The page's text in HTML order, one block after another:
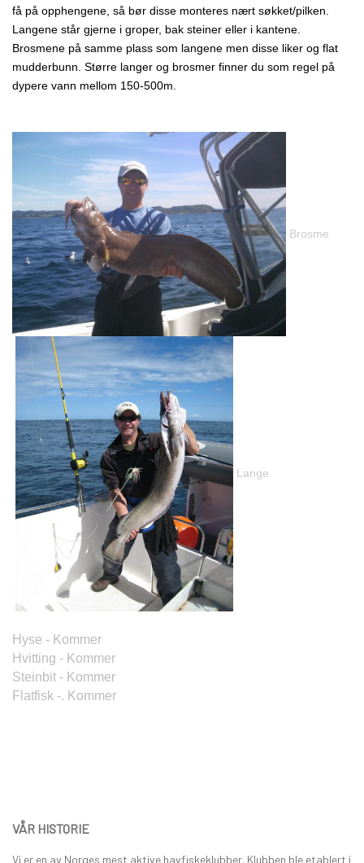
få på opphengene, så bør disse monteres nært søkket/pilken.
Langene står gjerne i groper, bak steiner eller i kantene.
Brosmene på samme plass som langene men disse liker og flat
mudderbunn. Større langer og brosmer finner du som regel på
dypere vann mellom 150-500m.
Brosme
Lange
Hyse - Kommer
Hvitting - Kommer
Steinbit - Kommer
Flatfisk -. Kommer
VÅR HISTORIE
Vi er en av Norges mest aktive havfiskeklubber. Klubben ble etablert i